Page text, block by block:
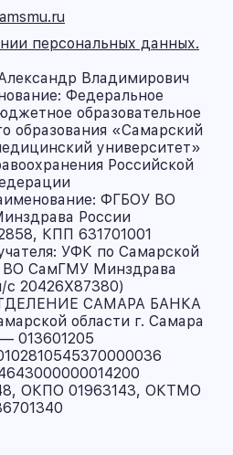
персональных данных.
Владимирович
Федеральное
образовательное
образования «Самарский
университет»
Российской
ФГБОУ ВО
России
КПП 631701001
УФК по Самарской
ВО СамГМУ Минздрава
с 20426X87380)
САМАРА БАНКА
области г. Самара
013601205
ОКПО 01963143, ОКТМО